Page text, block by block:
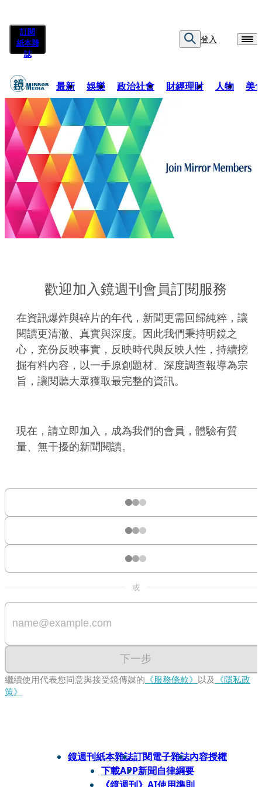
訂閱
紙本雜
誌
登入
最新 娛樂 政治社會 財經理財 人物 美
歡迎加入鏡週刊會員訂閱服務
在資訊爆炸與碎片的年代，新聞更需回歸純粹，讓
閱讀更清澈、真實與深度。因此我們秉持明鏡之
心，充份反映事實，反映時代與反映人性，持續挖
掘有料內容，以一手原創題材、深度調查報導為宗
旨，讓閱聽大眾獲取最完整的資訊。
現在，請立即加入，成為我們的會員，體驗有質
量、無干擾的新聞閱讀。
或
下一步
繼續使用代表您同意與接受鏡傳媒的 《服務條款》 以及 《隱私政
策》
鏡週刊紙本雜誌訂閱電子雜誌內容授權
下載APP新聞自律綱要